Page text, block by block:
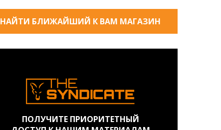
НАЙТИ БЛИЖАЙШИЙ К ВАМ МАГАЗИН
ПОЛУЧИТЕ ПРИОРИТЕТНЫЙ